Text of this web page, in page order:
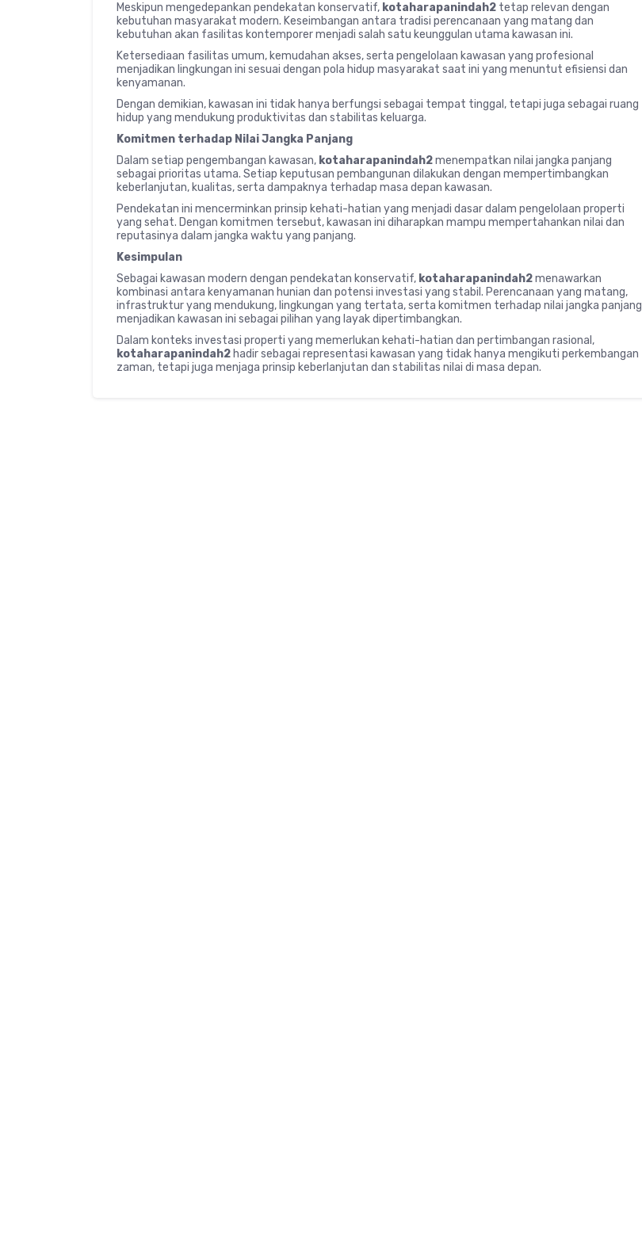
Meskipun mengedepankan pendekatan konservatif, kotaharapanindah2 tetap relevan dengan
kebutuhan masyarakat modern. Keseimbangan antara tradisi perencanaan yang matang dan
kebutuhan akan fasilitas kontemporer menjadi salah satu keunggulan utama kawasan ini.
Ketersediaan fasilitas umum, kemudahan akses, serta pengelolaan kawasan yang profesional
menjadikan lingkungan ini sesuai dengan pola hidup masyarakat saat ini yang menuntut efisiensi dan
kenyamanan.
Dengan demikian, kawasan ini tidak hanya berfungsi sebagai tempat tinggal, tetapi juga sebagai ruang
hidup yang mendukung produktivitas dan stabilitas keluarga.
Komitmen terhadap Nilai Jangka Panjang
Dalam setiap pengembangan kawasan, kotaharapanindah2menempatkan nilai jangka panjang
sebagai prioritas utama. Setiap keputusan pembangunan dilakukan dengan mempertimbangkan
keberlanjutan, kualitas, serta dampaknya terhadap masa depan kawasan.
Pendekatan ini mencerminkan prinsip kehati-hatian yang menjadi dasar dalam pengelolaan properti
yang sehat. Dengan komitmen tersebut, kawasan ini diharapkan mampu mempertahankan nilai dan
reputasinya dalam jangka waktu yang panjang.
Kesimpulan
Sebagai kawasan modern dengan pendekatan konservatif, kotaharapanindah2menawarkan
kombinasi antara kenyamanan hunian dan potensi investasi yang stabil. Perencanaan yang matang,
infrastruktur yang mendukung, lingkungan yang tertata, serta komitmen terhadap nilai jangka panjang
menjadikan kawasan ini sebagai pilihan yang layak dipertimbangkan.
Dalam konteks investasi properti yang memerlukan kehati-hatian dan pertimbangan rasional,
kotaharapanindah2 hadir sebagai representasi kawasan yang tidak hanya mengikuti perkembangan
zaman, tetapi juga menjaga prinsip keberlanjutan dan stabilitas nilai di masa depan.